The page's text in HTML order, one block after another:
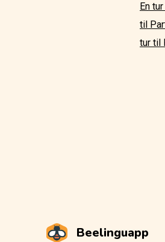
En
til
tur til
Beelinguapp